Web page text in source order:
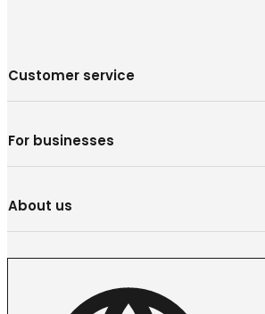
Customer service
For businesses
About us